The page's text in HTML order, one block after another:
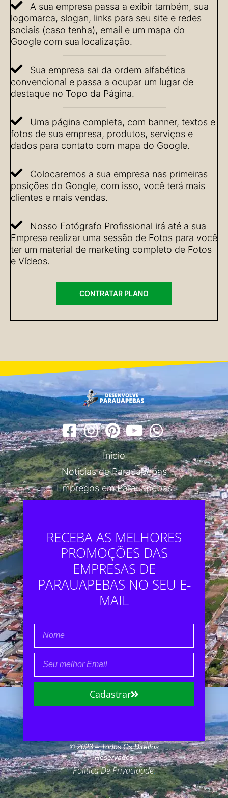
A sua empresa passa a exibir também, sua
logomarca, slogan, links para seu site e redes
sociais (caso tenha), email e um mapa do
Google com sua localização.
Sua empresa sai da ordem alfabética
convencional e passa a ocupar um lugar de
destaque no Topo da Página.
Uma página completa, com banner, textos e
fotos de sua empresa, produtos, serviços e
dados para contato com mapa do Google.
Colocaremos a sua empresa nas primeiras
posições do Google, com isso, você terá mais
clientes e mais vendas.
Nosso Fotógrafo Profissional irá até a sua
Empresa realizar uma sessão de Fotos para você
ter um material de marketing completo de Fotos
e Vídeos.
CONTRATAR PLANO
Ínicio
Notícias de Parauapebas
Empregos em Parauapebas
RECEBA AS MELHORES
PROMOÇÕES DAS
EMPRESAS DE
PARAUAPEBAS NO SEU E-
MAIL
Cadastrar
© 2023 – Todos Os Direitos
Reservados
Política De Privacidade.